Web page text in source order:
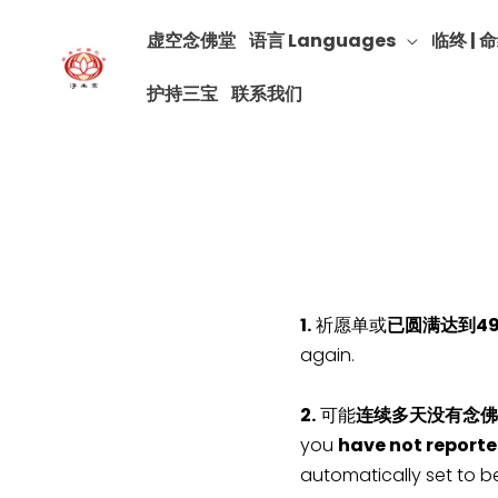
虚空念佛堂 语言 Languages 临终 |
护持三宝 联系我们
1.祈愿单或已圆满达到
again.
2.可能连续多天没有念
you have not
automatically set to